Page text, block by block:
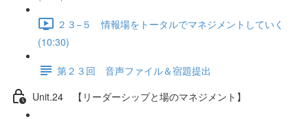
２３−５ 情報場をトータルでマネジメントしていく
(10:30)
第２３回 音声ファイル＆宿題提出
Unit.24 【リーダーシップと場のマネジメント】